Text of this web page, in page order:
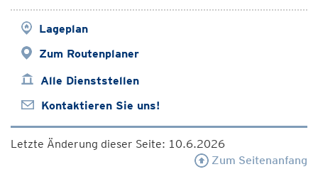
Lageplan
Zum Routenplaner
Alle Dienststellen
Kontaktieren Sie uns!
Letzte Änderung dieser Seite: 10.6.2026
Zum Seitenanfang